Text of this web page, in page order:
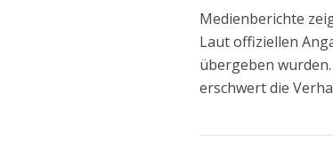
Medienberichte
Laut offiziellen
übergeben
erschwert die